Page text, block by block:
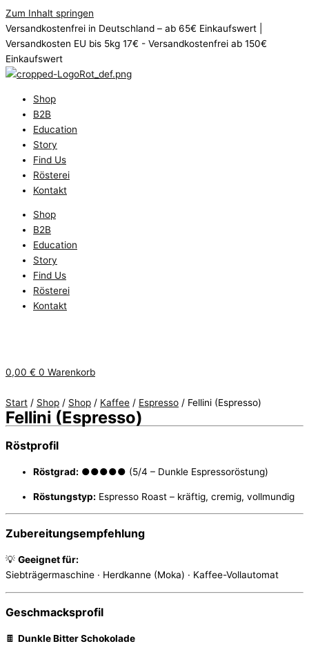
Zum Inhalt springen
Versandkostenfrei in Deutschland – ab 65€ Einkaufswert |
Versandkosten EU bis 5kg 17€ - Versandkostenfrei ab 150€
Einkaufswert
Shop
B2B
Education
Story
Find Us
Rösterei
Kontakt
Shop
B2B
Education
Story
Find Us
Rösterei
Kontakt
0,00 € 0 Warenkorb
Start / Shop / Shop / Kaffee / Espresso / Fellini (Espresso)
Fellini (Espresso)
Röstprofil
Röstgrad: ●●●●● (5/4 – Dunkle Espressoröstung)
Röstungstyp: Espresso Roast – kräftig, cremig, vollmundig
Zubereitungsempfehlung
💡 Geeignet für:
Siebträgermaschine · Herdkanne (Moka) · Kaffee-Vollautomat
Geschmacksprofil
🍫 Dunkle Bitter Schokolade